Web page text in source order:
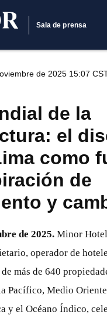
Sala de prensa
de 2025 15:07
de la
el
como
de
y
de 2025. Minor
operador de
más de 640
Pacífico, Medio
y el Océano Índico,